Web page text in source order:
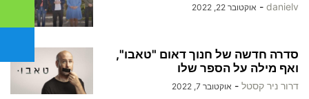
danielv
- אוקטובר 22, 2022
סדרה חדשה של חנוך דאום "טאבו",
ואף מילה על הספר שלו
דרור ניר קסטל - אוקטובר 7, 2022